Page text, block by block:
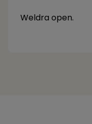
Weldra open.